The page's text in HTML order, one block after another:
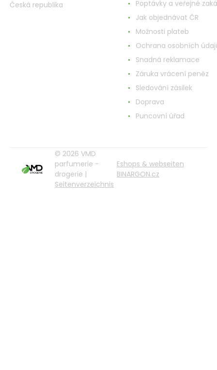
Česká republika
Poptávky a veřejné
Jak objednávat ČR
Možnosti plateb
Ochrana osobních
Snadná reklamace
Záruka vrácení peněz
Sledování zásilek
Doprava
Puncovní úřad
© 2026 VMD
parfumerie -
drogerie |
Seitenverzeichnis
Eshops & webseiten
BINARGON.cz